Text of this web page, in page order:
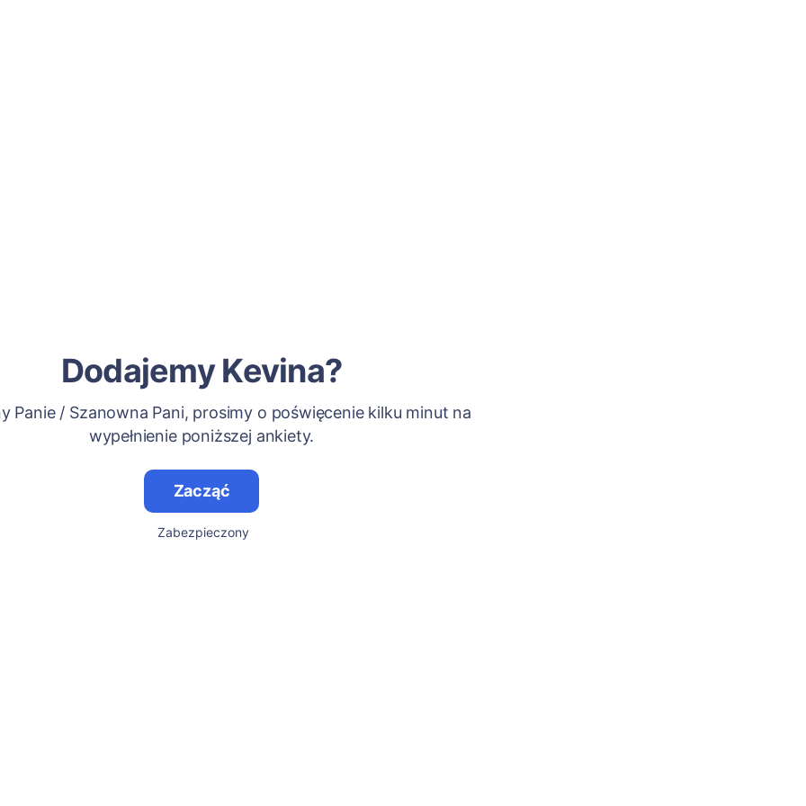
Dodajemy Kevina?
Panie / Szanowna Pani, prosimy o poświęcenie kilku minut na
wypełnienie poniższej ankiety.
Zacząć
Zabezpieczony